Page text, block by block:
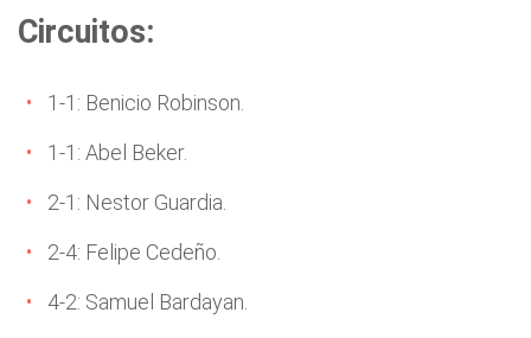
Circuitos:
1-1: Benicio Robinson.
1-1: Abel Beker.
2-1: Nestor Guardia.
2-4: Felipe Cedeño.
4-2: Samuel Bardayan.